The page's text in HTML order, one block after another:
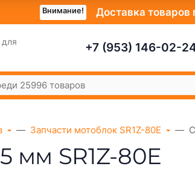
Внимание! Доставка товаров
для
+7 (953) 146-02-
Запчасти мотоблок SR1Z-80E
мм SR1Z-80Е